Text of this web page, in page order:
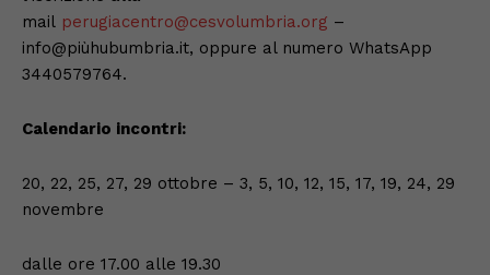
mail perugiacentro@cesvolumbria.org –
info@piùhubumbria.it, oppure al numero WhatsApp
3440579764.
Calendario incontri:
20, 22, 25, 27, 29 ottobre – 3, 5, 10, 12, 15, 17, 19, 24, 29
novembre
dalle ore 17.00 alle 19.30